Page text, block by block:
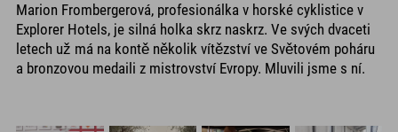
Marion Frombergerová, profesionálka v horské cyklistice v
Explorer Hotels, je silná holka skrz naskrz. Ve svých dvaceti
letech už má na kontě několik vítězství ve Světovém poháru
a bronzovou medaili z mistrovství Evropy. Mluvili jsme s ní.